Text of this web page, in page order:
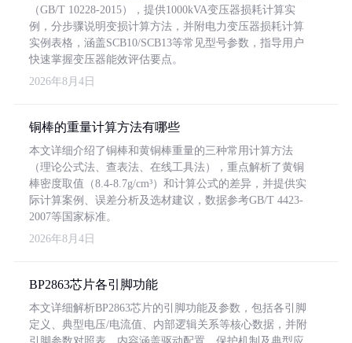
（GB/T 10228-2015），提供1000kVA变压器损耗计算实
例，分步骤说明变损计算方法，并附电力变压器损耗计算
实例表格，涵盖SCB10/SCB13等常见型号参数，指导用户
快速掌握变压器能效评估要点。
2026年8月4日
铜棒的重量计算方法有哪些
本文详细介绍了铜棒和黄铜棒重量的三种常用计算方法
（理论公式法、查表法、在线工具法），重点解析了黄铜
棒密度取值（8.4-8.7g/cm³）和计算公式的差异，并提供实
际计算案例、误差分析及选材建议，数据参考GB/T 4423-
2007等国家标准。
2026年8月4日
BP2863芯片各引脚功能
本文详细解析BP2863芯片的引脚功能及参数，包括各引脚
定义、典型电压/电流值、内部逻辑关系等核心数据，并附